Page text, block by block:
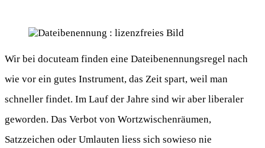
Wir bei docuteam finden eine Dateibenennungsregel nach
wie vor ein gutes Instrument, das Zeit spart, weil man
schneller findet. Im Lauf der Jahre sind wir aber liberaler
geworden. Das Verbot von Wortzwischenräumen,
Satzzeichen oder Umlauten liess sich sowieso nie